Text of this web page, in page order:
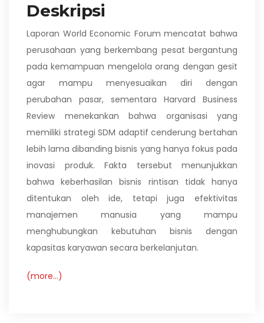
Deskripsi
Laporan World Economic Forum mencatat bahwa
perusahaan yang berkembang pesat bergantung
pada kemampuan mengelola orang dengan gesit
agar mampu menyesuaikan diri dengan
perubahan pasar, sementara Harvard Business
Review menekankan bahwa organisasi yang
memiliki strategi SDM adaptif cenderung bertahan
lebih lama dibanding bisnis yang hanya fokus pada
inovasi produk. Fakta tersebut menunjukkan
bahwa keberhasilan bisnis rintisan tidak hanya
ditentukan oleh ide, tetapi juga efektivitas
manajemen manusia yang mampu
menghubungkan kebutuhan bisnis dengan
kapasitas karyawan secara berkelanjutan.
(more…)